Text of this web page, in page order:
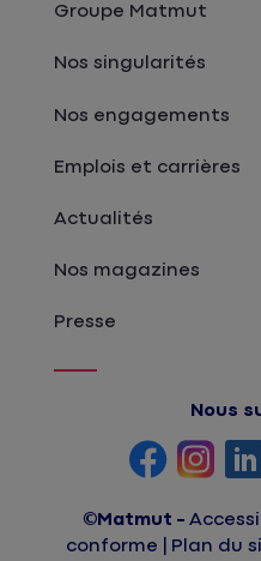
Groupe Matmut
Nos singularités
Nos engagements
Emplois et carrières
Actualités
Nos magazines
Presse
Nous
©Matmut
conforme
Plan du